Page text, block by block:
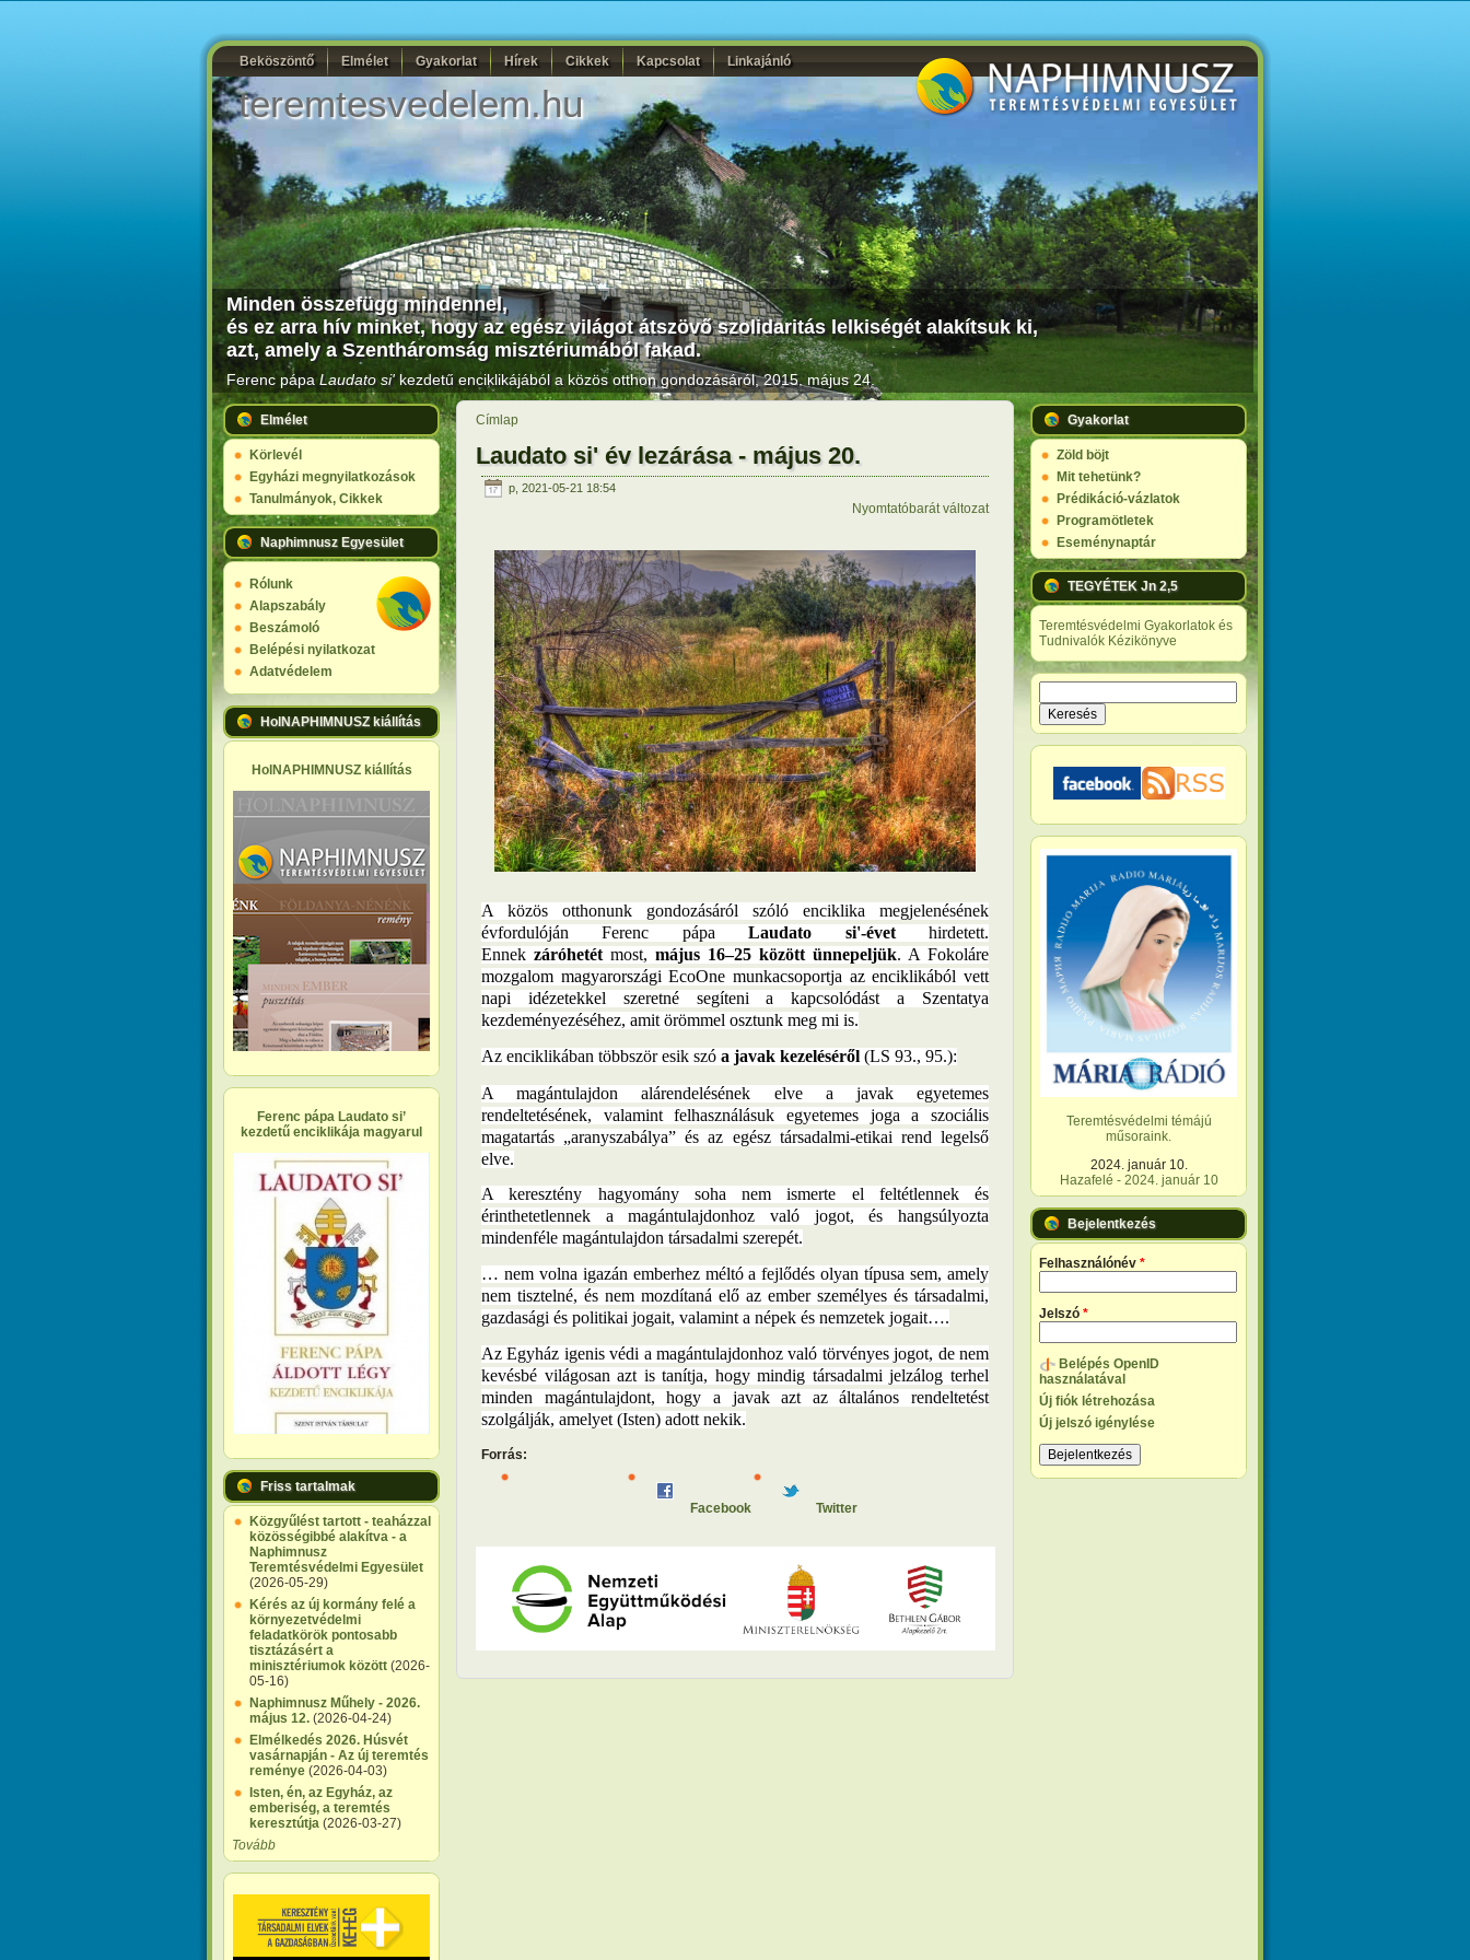
Beköszöntő Elmélet Gyakorlat Hírek Cikkek Kapcsolat Linkajánló
teremtesvedelem.hu
Minden összefügg mindennel,
és ez arra hív minket, hogy az egész világot átszövő szolidaritás lelkiségét alakítsuk ki,
azt, amely a Szentháromság misztériumából fakad.
Ferenc pápaLaudato si'kezdetű enciklikájából a közös otthon gondozásáról, 2015. május 24.
Elmélet
Körlevél
Egyházi megnyilatkozások
Tanulmányok, Cikkek
Naphimnusz Egyesület
Rólunk
Alapszabály
Beszámoló
Belépési nyilatkozat
Adatvédelem
HolNAPHIMNUSZ kiállítás
HolNAPHIMNUSZ kiállítás
Ferenc pápa Laudato si’
kezdetű enciklikája magyarul
Friss tartalmak
Közgyűlést tartott - teaházzal
közösségibbé alakítva - a
Naphimnusz
Teremtésvédelmi Egyesület
(2026-05-29)
Kérés az új kormány felé a
környezetvédelmi
feladatkörök pontosabb
tisztázásért a
minisztériumok között (2026-
05-16)
Naphimnusz Műhely - 2026.
május 12. (2026-04-24)
Elmélkedés 2026. Húsvét
vasárnapján - Az új teremtés
reménye (2026-04-03)
Isten, én, az Egyház, az
emberiség, a teremtés
keresztútja (2026-03-27)
Tovább
Címlap
Laudato si' év lezárása - május 20.
p, 2021-05-21 18:54
Nyomtatóbarát változat
A közös otthonunk gondozásáról szóló enciklika megjelenésének
évfordulóján Ferenc pápaLaudato si'-évethirdetett.
Ennek záróhetét most, május 16–25 között ünnepeljük. A Fokoláre
mozgalom magyarországi EcoOne munkacsoportja az enciklikából vett
napi idézetekkel szeretné segíteni a kapcsolódást a Szentatya
kezdeményezéséhez, amit örömmel osztunk meg mi is.
Az enciklikában többször esik szó a javak kezeléséről (LS 93., 95.):
A magántulajdon alárendelésének elve a javak egyetemes
rendeltetésének, valamint felhasználásuk egyetemes joga a szociális
magatartás „aranyszabálya” és az egész társadalmi-etikai rend legelső
elve.
A keresztény hagyomány soha nem ismerte el feltétlennek és
érinthetetlennek a magántulajdonhoz való jogot, és hangsúlyozta
mindenféle magántulajdon társadalmi szerepét.
… nem volna igazán emberhez méltó a fejlődés olyan típusa sem, amely
nem tisztelné, és nem mozdítaná elő az ember személyes és társadalmi,
gazdasági és politikai jogait, valamint a népek és nemzetek jogait….
Az Egyház igenis védi a magántulajdonhoz való törvényes jogot, de nem
kevésbé világosan azt is tanítja, hogy mindig társadalmi jelzálog terhel
minden magántulajdont, hogy a javak azt az általános rendeltetést
szolgálják, amelyet (Isten) adott nekik.
Forrás:
Facebook Twitter
Gyakorlat
Zöld böjt
Mit tehetünk?
Prédikáció-vázlatok
Programötletek
Eseménynaptár
TEGYÉTEK Jn 2,5
Teremtésvédelmi Gyakorlatok és
Tudnivalók Kézikönyve
Keresés űrlap
Teremtésvédelmi témájú
műsoraink.
2024. január 10.
Hazafelé - 2024. január 10
Bejelentkezés
Felhasználónév *
Jelszó *
Belépés OpenID
használatával
Új fiók létrehozása
Új jelszó igénylése